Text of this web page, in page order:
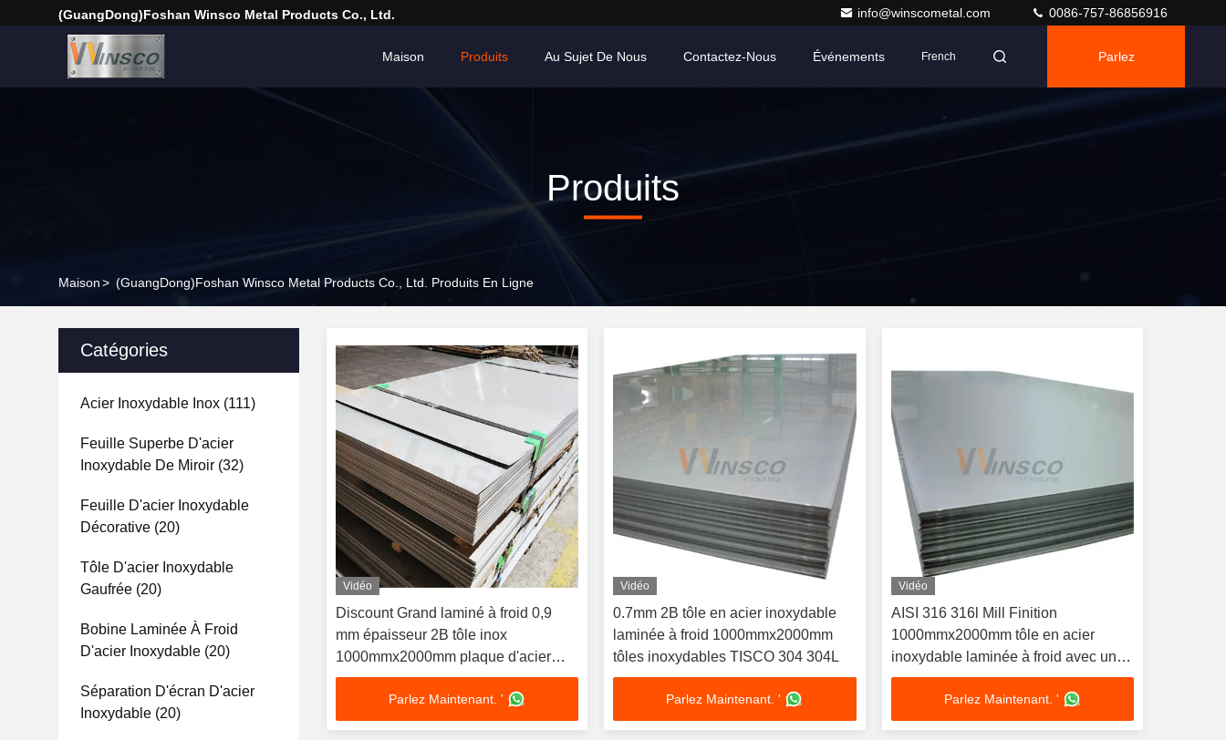
(GuangDong)Foshan Winsco Metal Products Co., Ltd. info@winscometal.com 0086-757-86856916
Maison Produits Au Sujet De Nous Contactez-Nous Événements French Parlez
Produits
Maison> (GuangDong)Foshan Winsco Metal Products Co., Ltd. Produits En Ligne
Catégories
Acier Inoxydable Inox (111)
Feuille Superbe D'acier
Inoxydable De Miroir (32)
Feuille D'acier Inoxydable
Décorative (20)
Tôle D'acier Inoxydable
Gaufrée (20)
Bobine Laminée À Froid
D'acier Inoxydable (20)
Séparation D'écran D'acier
Inoxydable (20)
Vidéo
Discount Grand laminé à froid 0,9
mm épaisseur 2B tôle inox
1000mmx2000mm plaque d'acier
inoxydable finition AISI 201
Parlez Maintenant. '
Vidéo
0.7mm 2B tôle en acier inoxydable
laminée à froid 1000mmx2000mm
tôles inoxydables TISCO 304 304L
Parlez Maintenant. '
Vidéo
AISI 316 316l Mill Finition
1000mmx2000mm tôle en acier
inoxydable laminée à froid avec une
surface de 2b 0,7 mm de thickness
Parlez Maintenant. '